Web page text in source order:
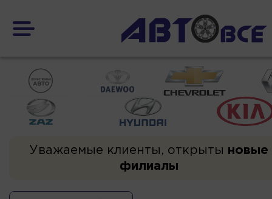
Уважаемые клиенты, открыты новые
филиалы